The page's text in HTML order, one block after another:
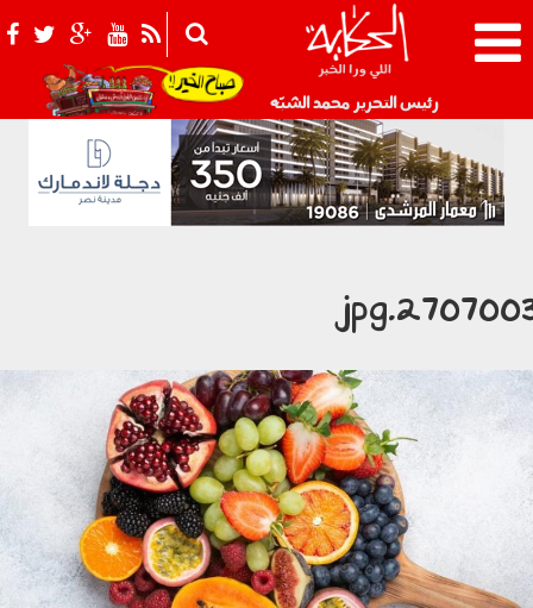
رئيس التحرير محمد الشبّه 021_2.png